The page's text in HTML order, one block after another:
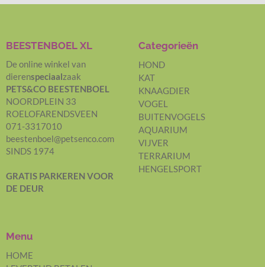
Categorieën
HOND
KAT
KNAAGDIER
VOGEL
BUITENVOGELS
AQUARIUM
VIJVER
TERRARIUM
HENGELSPORT
Menu
HOME
BEESTENBOEL XL
De online winkel van
dierenspeciaalzaak
PETS&CO BEESTENBOEL
NOORDPLEIN 33
ROELOFARENDSVEEN
071-3317010
beestenboel@petsenco.com
SINDS 1974
GRATIS PARKEREN VOOR
DE DEUR